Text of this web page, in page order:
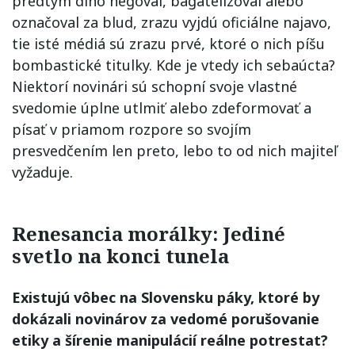
označoval za blud, zrazu vyjdú oficiálne najavo,
tie isté médiá sú zrazu prvé, ktoré o nich píšu
bombastické titulky. Kde je vtedy ich sebaúcta?
Niektorí novinári sú schopní svoje vlastné
svedomie úplne utlmiť alebo zdeformovať a
písať v priamom rozpore so svojím
presvedčením len preto, lebo to od nich majiteľ
vyžaduje.
Renesancia morálky: Jediné
svetlo na konci tunela
Existujú vôbec na Slovensku páky, ktoré by
dokázali novinárov za vedomé porušovanie
etiky a šírenie manipulácií reálne potrestat?